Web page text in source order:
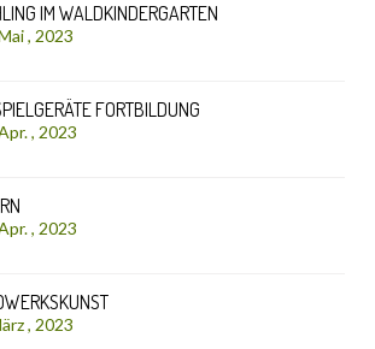
IM WALDKINDERGARTEN
, 2023
FORTBILDUNG
, 2023
, 2023
, 2023